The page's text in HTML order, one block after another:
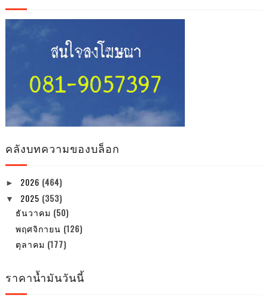
คลังบทความของบล็อก
► 2026 (464)
▼ 2025 (353)
ธันวาคม (50)
พฤศจิกายน (126)
ตุลาคม (177)
ราคาน้ำมันวันนี้